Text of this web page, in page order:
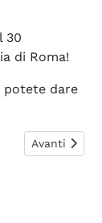
30
di Roma!
potete dare
Articolo
Avanti